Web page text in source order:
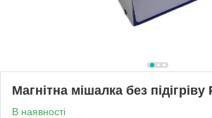
Магнітна мішалка без підігріву
В наявності